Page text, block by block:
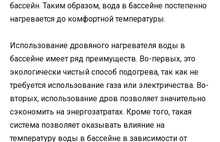
бассейн. Таким образом, вода в бассейне постепенно
нагревается до комфортной температуры.
Использование дровяного нагревателя воды в
бассейне имеет ряд преимуществ. Во-первых, это
экологически чистый способ подогрева, так как не
требуется использование газа или электричества. Во-
вторых, использование дров позволяет значительно
сэкономить на энергозатратах. Кроме того, такая
система позволяет оказывать влияние на
температуру воды в бассейне в зависимости от